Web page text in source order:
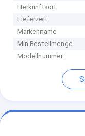
Herkunftsort
Lieferzeit
Markenname
Min Bestellmenge
Modellnummer